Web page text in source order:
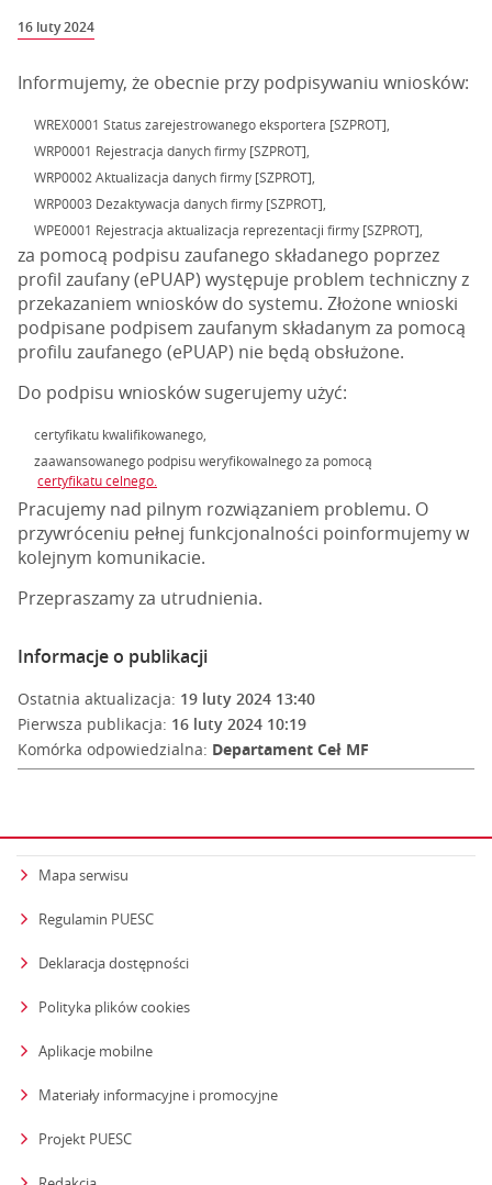
16 luty 2024
Informujemy, że obecnie przy podpisywaniu wniosków:
WREX0001 Status zarejestrowanego eksportera [SZPROT],
WRP0001 Rejestracja danych firmy [SZPROT],
WRP0002 Aktualizacja danych firmy [SZPROT],
WRP0003 Dezaktywacja danych firmy [SZPROT],
WPE0001 Rejestracja aktualizacja reprezentacji firmy [SZPROT],
za pomocą podpisu zaufanego składanego poprzez
profil zaufany (ePUAP) występuje problem techniczny z
przekazaniem wniosków do systemu. Złożone wnioski
podpisane podpisem zaufanym składanym za pomocą
profilu zaufanego (ePUAP) nie będą obsłużone.
Do podpisu wniosków sugerujemy użyć:
certyfikatu kwalifikowanego,
zaawansowanego podpisu weryfikowalnego za pomocą
certyfikatu celnego.
Pracujemy nad pilnym rozwiązaniem problemu. O
przywróceniu pełnej funkcjonalności poinformujemy w
kolejnym komunikacie.
Przepraszamy za utrudnienia.
Informacje o publikacji
Ostatnia aktualizacja: 19 luty 2024 13:40
Pierwsza publikacja: 16 luty 2024 10:19
Komórka odpowiedzialna: Departament Ceł MF
Mapa serwisu
Regulamin PUESC
Deklaracja dostępności
Polityka plików cookies
Aplikacje mobilne
Materiały informacyjne i promocyjne
Projekt PUESC